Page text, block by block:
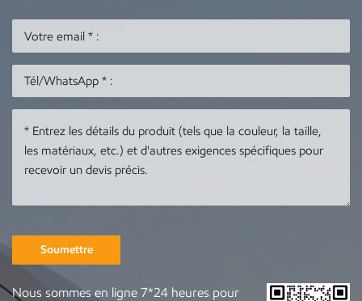
Soumettre
Nous sommes en ligne 7*24 heures pour